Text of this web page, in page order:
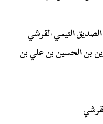
التيمي القرشي
بن الحسين بن علي بن